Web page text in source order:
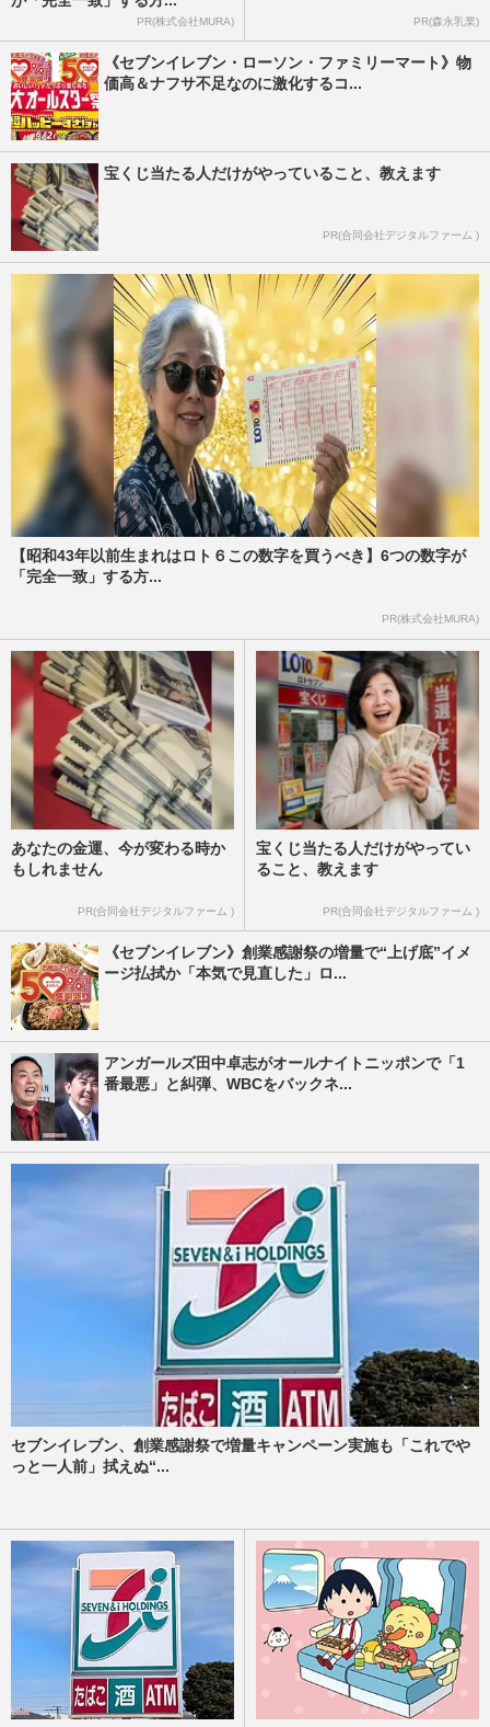
PR(株式会社MURA) PR(森永乳業)
《セブンイレブン・ローソン・ファミリーマート》物
価高＆ナフサ不足なのに激化するコ...
宝くじ当たる人だけがやっていること、教えます
PR(合同会社デジタルファーム )
【昭和43年以前生まれはロト６この数字を買うべき】6つの数字が
「完全一致」する方...
PR(株式会社MURA)
あなたの金運、今が変わる時か
もしれません
PR(合同会社デジタルファーム )
宝くじ当たる人だけがやってい
ること、教えます
PR(合同会社デジタルファーム )
《セブンイレブン》創業感謝祭の増量で“上げ底”イメ
ージ払拭か「本気で見直した」ロ...
アンガールズ田中卓志がオールナイトニッポンで「1
番最悪」と糾弾、WBCをバックネ...
セブンイレブン、創業感謝祭で増量キャンペーン実施も「これでや
っと一人前」拭えぬ“...